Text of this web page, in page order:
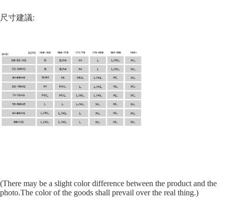
尺寸建議:
(There may be a slight color difference between the product and the
photo.The color of the goods shall prevail over the real thing.)